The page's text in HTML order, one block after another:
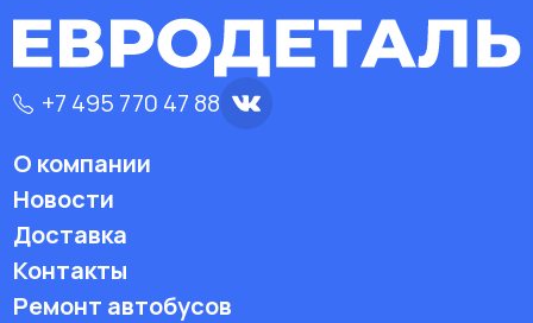
+7 495 770 47 88
О компании
Новости
Доставка
Контакты
Ремонт автобусов